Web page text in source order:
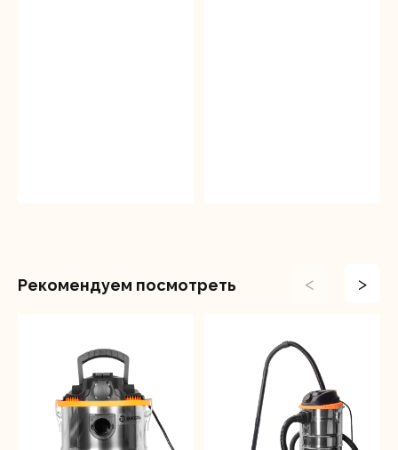
Рекомендуем посмотреть < >